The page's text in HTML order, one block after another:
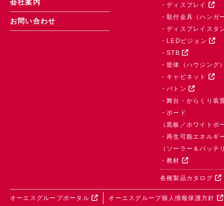
会社案内
お問い合わせ
・ディスプレイ
・取付金具（ハンガ
・ディスプレイスタ
・LEDビジョン
・STB
・筐体（ハウジング
・キャビネット
・バトン
・舞台・からくり装
・ボード
（黒板／ホワイトボ
・再生可能エネルギ
（ソーラー＆バッテ
・教材
各種製品カタログ
オーエスグループポータル オーエスグループ個人情報保護方針